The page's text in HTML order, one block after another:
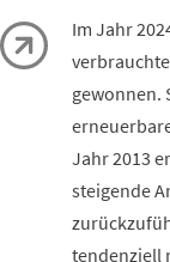
Im Jahr
gewonnen.
Jahr 2013
steigende
tendenziell